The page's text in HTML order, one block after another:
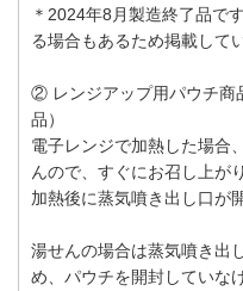
＊2024年8月製造終了品で
る場合もあるため掲載して
② レンジアップ用パウチ商
品）
電子レンジで加熱した場合
んので、すぐにお召し上が
加熱後に蒸気噴き出し口が
湯せんの場合は蒸気噴き出
め、パウチを開封していな